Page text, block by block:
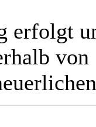
erfolgt
von